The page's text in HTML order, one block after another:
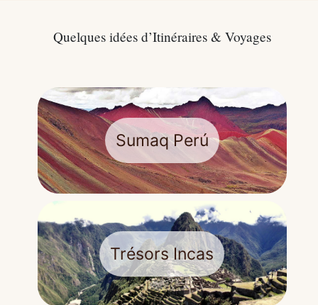
Quelques idées d’Itinéraires & Voyages
Sumaq Perú
Trésors Incas